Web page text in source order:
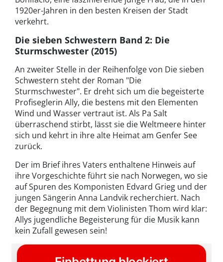
1920er-Jahren in den besten Kreisen der Stadt
verkehrt.
Die sieben Schwestern Band 2: Die
Sturmschwester (2015)
An zweiter Stelle in der Reihenfolge von Die sieben
Schwestern steht der Roman "Die
Sturmschwester". Er dreht sich um die begeisterte
Profiseglerin Ally, die bestens mit den Elementen
Wind und Wasser vertraut ist. Als Pa Salt
überraschend stirbt, lässt sie die Weltmeere hinter
sich und kehrt in ihre alte Heimat am Genfer See
zurück.
Der im Brief ihres Vaters enthaltene Hinweis auf
ihre Vorgeschichte führt sie nach Norwegen, wo sie
auf Spuren des Komponisten Edvard Grieg und der
jungen Sängerin Anna Landvik recherchiert. Nach
der Begegnung mit dem Violinisten Thom wird klar:
Allys jugendliche Begeisterung für die Musik kann
kein Zufall gewesen sein!